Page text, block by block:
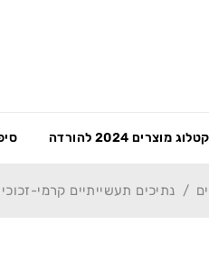
קטלוג מוצרים 2024 להורדה
/ נתיכים תעשייתיים קרמי-